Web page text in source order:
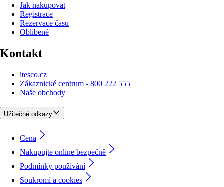
Jak nakupovat
Registrace
Rezervace času
Oblíbené
Kontakt
itesco.cz
Zákaznické centrum - 800 222 555
Naše obchody
Užitečné odkazy
Cena
Nakupujte online bezpečně
Podmínky používání
Soukromí a cookies